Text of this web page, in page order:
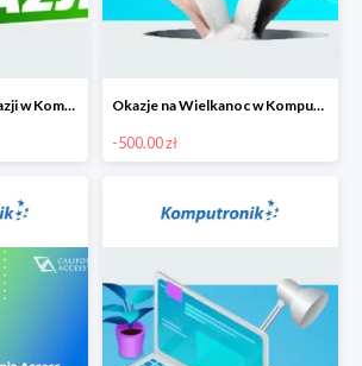
Wiosenny Power okazji w Komputronik - laptopy do 1300 zł Okazje na Wielkanoc w Komputronik do -500 zł
-500.00 zł